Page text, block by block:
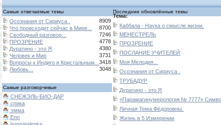
Самые отвечаемые темы Последние обновлённые темы
Осознания от Сириуса .
8909
Что происходит сейчас в Мире...
8700
Свободный разговор...
7246
ПРОЗРЕНИЕ
4778
Дуратино - это Я
4380
Человек и Мир
3731
Вопросы к Индиго и Кристальным...3418
Любовь...
3048
Тема:
Каббала - Наука о смысле жизни.
МЕНЕСТРЕЛЬ
ПРОЗРЕНИЕ
ПОСЛАНИЕ УЧИТЕЛЕЙ
Моя Мелодия...
Осознания от Сириуса .
ТРУБАДУР
Дуратино - это Я
«Парамагинумерология № 7777»
Личная Тема Фёдоровны.
Жизнь в 5 Измерении
Самые разговорчивые
СНЕЖЭЛЬ-БИО-ДАР
спика
эмма
Enn